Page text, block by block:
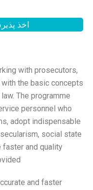
Justice program
judges and lawyers are
of law and the
aims to train justice
can solve simple legal
principles such as
and the rule of law, and
functioning of the
Practices aiming to get